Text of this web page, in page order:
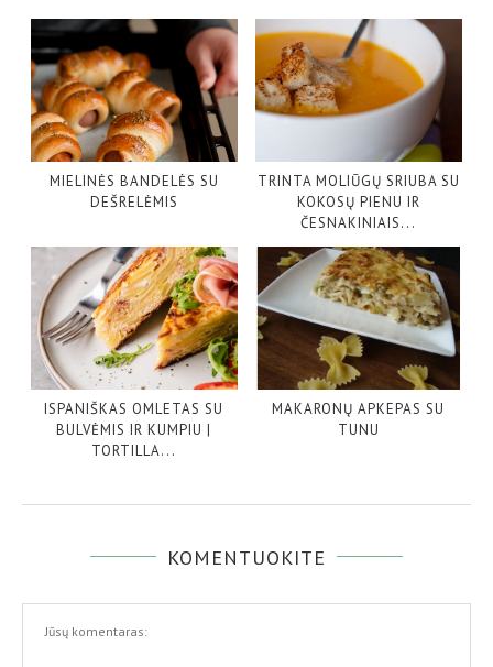
MIELINĖS BANDELĖS SU
DEŠRELĖMIS
TRINTA MOLIŪGŲ SRIUBA SU
KOKOSŲ PIENU IR
ČESNAKINIAIS...
ISPANIŠKAS OMLETAS SU
BULVĖMIS IR KUMPIU |
TORTILLA...
MAKARONŲ APKEPAS SU
TUNU
KOMENTUOKITE